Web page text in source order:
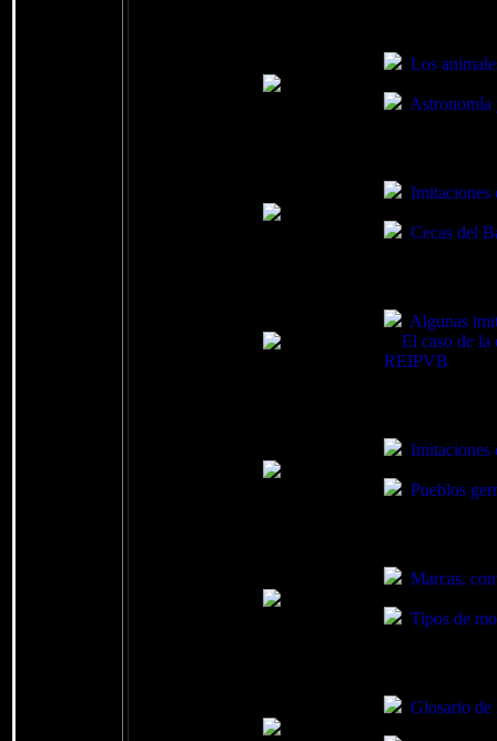
Los
Astronomía
Imitaciones
Cecas del
Algunas
El caso de la
REIPVB
Imitaciones
Pueblos
Marcas,
Tipos de
Glosario de